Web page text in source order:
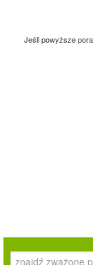
Jeśli powyższe